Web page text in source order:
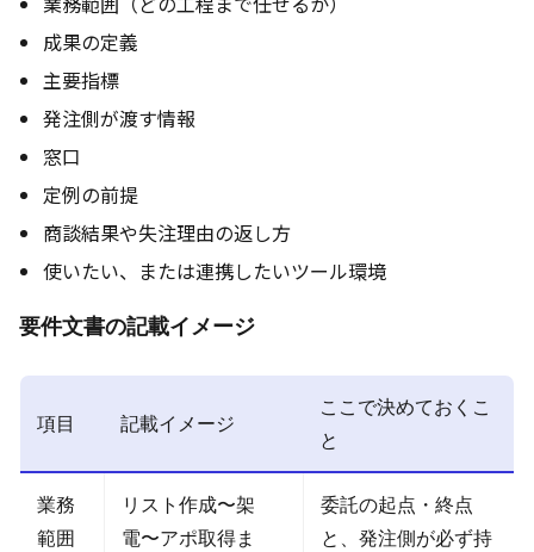
成果の定義
主要指標
発注側が渡す情報
窓口
定例の前提
商談結果や失注理由の返し方
使いたい、または連携したいツール環境
要件文書の記載イメージ
項目 記載イメージ
ここで決めておくこ
と
業務
範囲
リスト作成〜架
電〜アポ取得ま
委託の起点・終点
と、発注側が必ず持